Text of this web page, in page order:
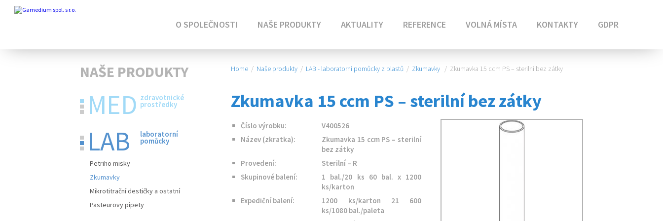
O SPOLEČNOSTI NAŠE PRODUKTY AKTUALITY REFERENCE VOLNÁ MÍSTA KONTAKTY GDPR
NAŠE PRODUKTY
MED zdravotnické
prostředky
LAB laboratorní
pomůcky
Petriho misky
Zkumavky
Mikrotitrační destičky a ostatní
Pasteurovy pipety
Home / Naše produkty / LAB - laboratorní pomůcky z plastů / Zkumavky / Zkumavka 15 ccm PS – sterilní bez zátky
Zkumavka 15 ccm PS – sterilní bez zátky
Číslo výrobku:
V400526
Název (zkratka):
Zkumavka 15 ccm PS – sterilní
bez zátky
Provedení:
Sterilní – R
Skupinové balení:
1 bal./20 ks 60 bal. x 1200
ks/karton
Expediční balení:
1200 ks/karton 21 600
ks/1080 bal./paleta